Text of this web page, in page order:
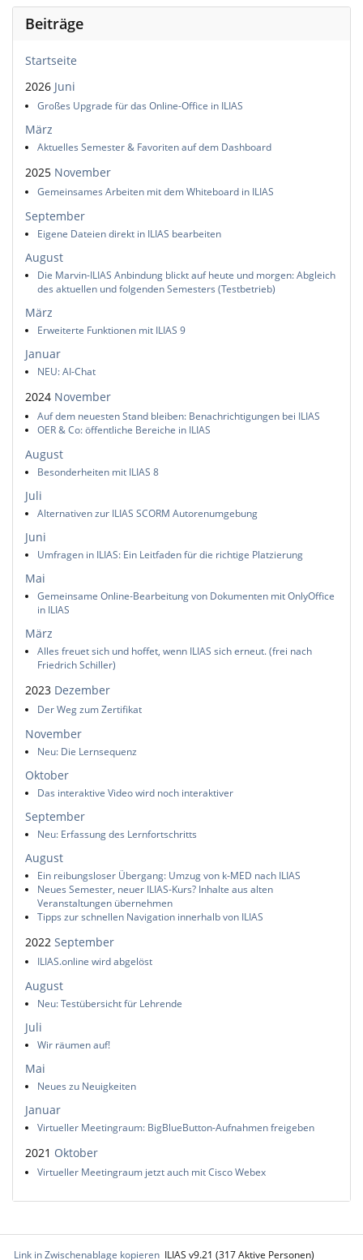
Beiträge
Startseite
2026 Juni
Großes Upgrade für das Online-Office in ILIAS
März
Aktuelles Semester & Favoriten auf dem Dashboard
2025 November
Gemeinsames Arbeiten mit dem Whiteboard in ILIAS
September
Eigene Dateien direkt in ILIAS bearbeiten
August
Die Marvin-ILIAS Anbindung blickt auf heute und morgen: Abgleich
des aktuellen und folgenden Semesters (Testbetrieb)
März
Erweiterte Funktionen mit ILIAS 9
Januar
NEU: AI-Chat
2024 November
Auf dem neuesten Stand bleiben: Benachrichtigungen bei ILIAS
OER & Co: öffentliche Bereiche in ILIAS
August
Besonderheiten mit ILIAS 8
Juli
Alternativen zur ILIAS SCORM Autorenumgebung
Juni
Umfragen in ILIAS: Ein Leitfaden für die richtige Platzierung
Mai
Gemeinsame Online-Bearbeitung von Dokumenten mit OnlyOffice
in ILIAS
März
Alles freuet sich und hoffet, wenn ILIAS sich erneut. (frei nach
Friedrich Schiller)
2023 Dezember
Der Weg zum Zertifikat
November
Neu: Die Lernsequenz
Oktober
Das interaktive Video wird noch interaktiver
September
Neu: Erfassung des Lernfortschritts
August
Ein reibungsloser Übergang: Umzug von k-MED nach ILIAS
Neues Semester, neuer ILIAS-Kurs? Inhalte aus alten
Veranstaltungen übernehmen
Tipps zur schnellen Navigation innerhalb von ILIAS
2022 September
ILIAS.online wird abgelöst
August
Neu: Testübersicht für Lehrende
Juli
Wir räumen auf!
Mai
Neues zu Neuigkeiten
Januar
Virtueller Meetingraum: BigBlueButton-Aufnahmen freigeben
2021 Oktober
Virtueller Meetingraum jetzt auch mit Cisco Webex
Link in Zwischenablage kopieren ILIAS v9.21 (317 Aktive Personen)